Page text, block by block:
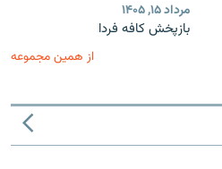
مرداد ۱۵, ۱۴۰۵
بازپخش کافه فردا
از همین مجموعه